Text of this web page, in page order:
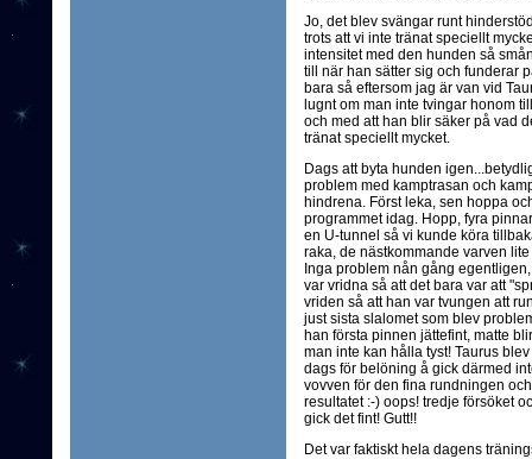
Jo, det blev svängar runt
trots att vi inte tränat speciellt
intensitet med den hunden så
till när han sätter sig och funderar
bara så eftersom jag är van vid
lugnt om man inte tvingar honom
och med att han blir säker på vad
tränat speciellt mycket.
Dags att byta hunden
problem med kamptrasan och
hindrena. Först leka, sen hoppa
programmet idag. Hopp, fyra
en U-tunnel så vi kunde köra
raka, de nästkommande varven
Inga problem nån gång
var vridna så att det bara var att
vriden så att han var tvungen att
just sista slalomet som blev
han första pinnen jättefint, matte
man inte kan hålla tyst! Taurus
dags för belöning å gick därmed
vovven för den fina rundningen
resultatet :-) oops! tredje försöket
gick det fint! Gutt!!
Det var faktiskt hela dagens